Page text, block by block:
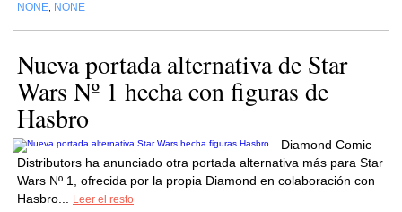
NONE NONE
Nueva portada alternativa de Star
Wars Nº 1 hecha con figuras de
Hasbro
Diamond Comic
Distributors ha anunciado otra portada alternativa más para Star
Wars Nº 1, ofrecida por la propia Diamond en colaboración con
Hasbro...
Leer el resto